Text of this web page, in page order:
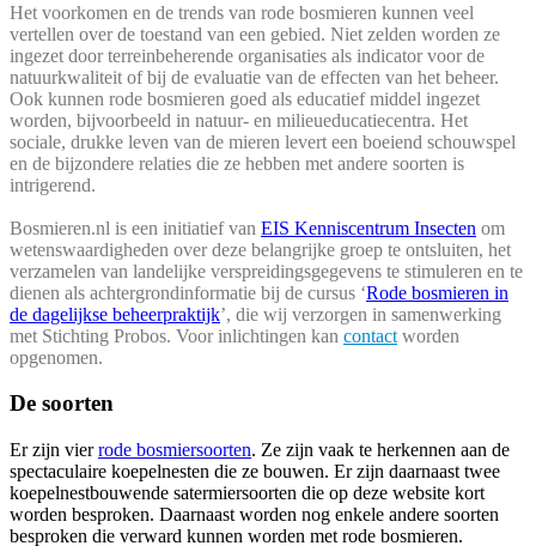
Het voorkomen en de trends van rode bosmieren kunnen veel
vertellen over de toestand van een gebied. Niet zelden worden ze
ingezet door terreinbeherende organisaties als indicator voor de
natuurkwaliteit of bij de evaluatie van de effecten van het beheer.
Ook kunnen rode bosmieren goed als educatief middel ingezet
worden, bijvoorbeeld in natuur- en milieueducatiecentra. Het
sociale, drukke leven van de mieren levert een boeiend schouwspel
en de bijzondere relaties die ze hebben met andere soorten is
intrigerend.
Bosmieren.nl is een initiatief van EIS Kenniscentrum Insecten om
wetenswaardigheden over deze belangrijke groep te ontsluiten, het
verzamelen van landelijke verspreidingsgegevens te stimuleren en te
dienen als achtergrondinformatie bij de cursus ‘Rode bosmieren in
de dagelijkse beheerpraktijk’, die wij verzorgen in samenwerking
met Stichting Probos. Voor inlichtingen kan contact worden
opgenomen.
De soorten
Er zijn vierrode bosmiersoorten. Ze zijn vaak te herkennen aan de
spectaculaire koepelnesten die ze bouwen. Er zijn daarnaast twee
koepelnestbouwende satermiersoorten die op deze website kort
worden besproken. Daarnaast worden nog enkele andere soorten
besproken die verward kunnen worden met rode bosmieren.